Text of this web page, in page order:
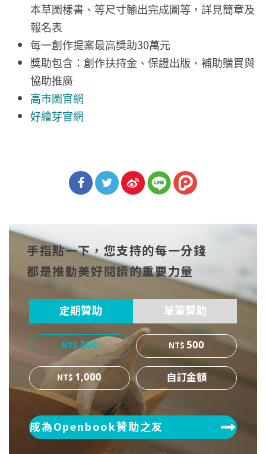
本草圖樣書、等尺寸輸出完成圖等，詳見簡章及
報名表
每一創作提案最高獎助30萬元
獎助包含：創作扶持金、保證出版、補助購買與
協助推廣
高市圖官網
好繪芽官網
cebo
ok
witt
er
博
手指點一下，您支持的每一分錢
都是推動美好閱讀的重要力量
定期贊助 單筆贊助
300
500
1,000
成為Openbook贊助之友